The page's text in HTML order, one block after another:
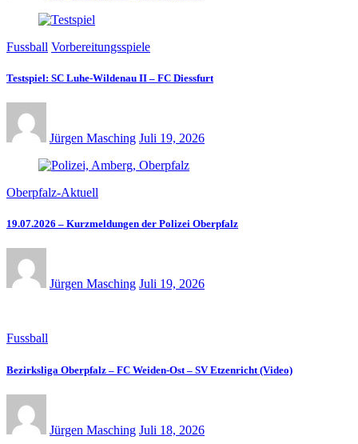
Fussball Vorbereitungsspiele
Testspiel: SC Luhe-Wildenau II – FC Diessfurt
Jürgen Masching Juli 19, 2026
Oberpfalz-Aktuell
19.07.2026 – Kurzmeldungen der Polizei Oberpfalz
Jürgen Masching Juli 19, 2026
Fussball
Bezirksliga Oberpfalz – FC Weiden-Ost – SV Etzenricht (Video)
Jürgen Masching Juli 18, 2026